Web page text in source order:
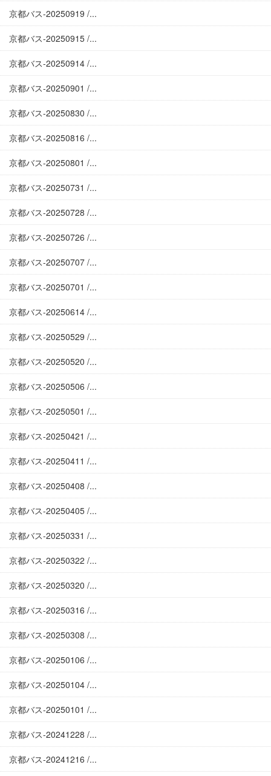
京都バス-20250919 /...
京都バス-20250915 /...
京都バス-20250914 /...
京都バス-20250901 /...
京都バス-20250830 /...
京都バス-20250816 /...
京都バス-20250801 /...
京都バス-20250731 /...
京都バス-20250728 /...
京都バス-20250726 /...
京都バス-20250707 /...
京都バス-20250701 /...
京都バス-20250614 /...
京都バス-20250529 /...
京都バス-20250520 /...
京都バス-20250506 /...
京都バス-20250501 /...
京都バス-20250421 /...
京都バス-20250411 /...
京都バス-20250408 /...
京都バス-20250405 /...
京都バス-20250331 /...
京都バス-20250322 /...
京都バス-20250320 /...
京都バス-20250316 /...
京都バス-20250308 /...
京都バス-20250106 /...
京都バス-20250104 /...
京都バス-20250101 /...
京都バス-20241228 /...
京都バス-20241216 /...